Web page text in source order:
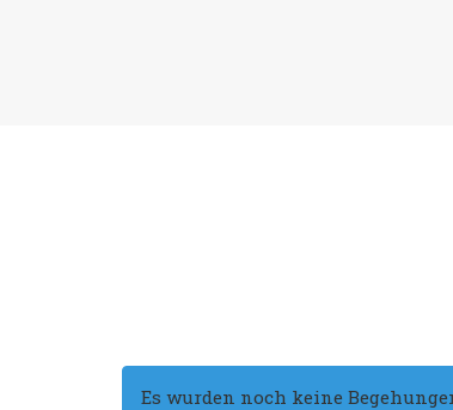
Es wurden noch keine